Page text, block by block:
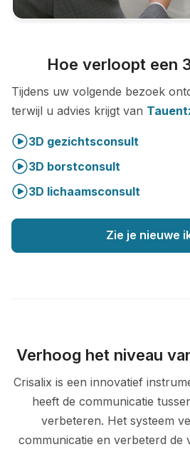
Hoe verloopt een
Tijdens uw volgende bezoek
terwijl u advies krijgt van
3D gezichtsconsult
3D borstconsult
3D lichaamsconsult
Zie je nieuwe
Verhoog het niveau
Crisalix is een innovatief
heeft de communicatie
verbeteren. Het systeem
communicatie en verbeterd de